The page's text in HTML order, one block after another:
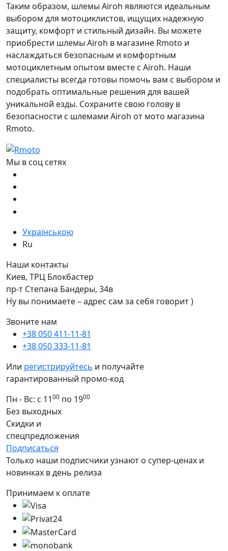
Таким образом, шлемы Airoh являются идеальным
выбором для мотоциклистов, ищущих надежную
защиту, комфорт и стильный дизайн. Вы можете
приобрести шлемы Airoh в магазине Rmoto и
наслаждаться безопасным и комфортным
мотоциклетным опытом вместе с Airoh. Наши
специалисты всегда готовы помочь вам с выбором и
подобрать оптимальные решения для вашей
уникальной езды. Сохраните свою голову в
безопасности с шлемами Airoh от мото магазина
Rmoto.
Мы в соц сетях
Українською
Ru
Наши контакты
Киев, ТРЦ Блокбастер
пр-т Степана Бандеры, 34в
Ну вы понимаете – адрес сам за себя говорит )
Звоните нам
+38 050 411-11-81
+38 050 333-11-81
Или регистрируйтесь и получайте
гарантированный промо-код
Пн - Вс: с 1100 по 1900
Без выходных
Скидки и
спецпредложения
Подписаться
Только наши подписчики узнают о супер-ценах и
новинках в день релиза
Принимаем к оплате